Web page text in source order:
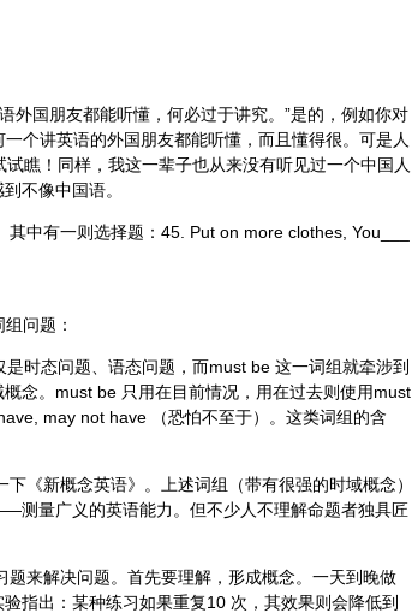
外国朋友都能听懂，何必过于讲究。”是的，例如你对
个讲英语的外国朋友都能听懂，而且懂得很。可是人
瞧！同样，我这一辈子也从来没有听见过一个中国人
不像中国语。
中有一则选择题：45. Put on more clothes, You___
问题：
时态问题、语态问题，而must be 这一词组就牵涉到
念。must be 只用在目前情况，用在过去则使用must
may not have （恐怕不至于）。这类词组的含
《新概念英语》。上述词组（带有很强的时域概念）
测量广义的英语能力。但不少人不理解命题者独具匠
来解决问题。首先要理解，形成概念。一天到晚做
指出：某种练习如果重复10 次，其效果则会降低到